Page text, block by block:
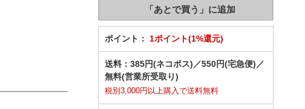
ポイント： 1ポイント(1%還元)
送料： 385円(ネコポス) ／550円(宅急便) ／
無料(営業所受取り)
税別3,000円以上購入で送料無料